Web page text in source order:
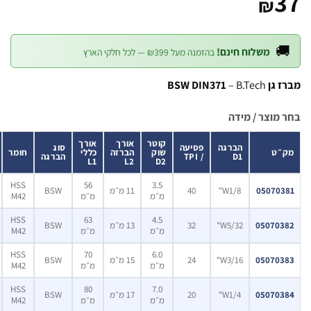
₪
משלוח חינם!בהזמנה מעל ₪399 — לכל חלקי הארץ
– B.Tech
/ מידה
הברגה
D1
פסיעה
/ TPI
קוטר
שוק
D2
אורך
הברזה
L2
אורך
כללי
L1
סוג
הברגה חומר מחיר
ליחידה
W1/8"
40
3.5
מ״מ
56
מ״מ
BSW
HSS
M42
37.00
₪
W5/32"
32
4.5
מ״מ
63
מ״מ
BSW
HSS
M42
37.00
₪
W3/16"
24
6.0
מ״מ
70
מ״מ
BSW
HSS
M42
41.50
₪
W1/4"
20
7.0
מ״מ
80
מ״מ
BSW
HSS
M42
53.80
₪